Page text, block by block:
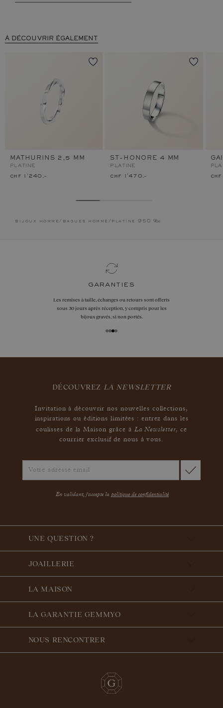
À DÉCOUVRIR ÉGALEMENT
MATHURINS 2,5 MM
PLATINE
chf 1'240.–
ST-HONORE 4 MM
PLATINE
chf 1'470.– chf
bijoux homme / bagues homme / platine 950 ‰
garanties
Les remises à taille, échanges ou retours sont offerts
sous 30 jours après réception, y compris pour les
bijoux gravés, si non portés.
DÉCOUVREZ LA NEWSLETTER
Invitation à découvrir nos nouvelles collections,
inspirations ou éditions limitées : entrez dans les
coulisses de la Maison grâce à La Newsletter,ce
courrier exclusif de nous à vous.
En validant, j'accepte la politique de confidentialité
UNE QUESTION ?
JOAILLERIE
LA MAISON
LA GARANTIE GEMMYO
NOUS RENCONTRER